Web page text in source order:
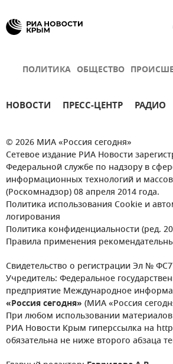
ПОЛИТИКА ОБЩЕСТВО
НОВОСТИ ПРЕСС-ЦЕНТР РАДИО
© 2026 МИА «Россия сегодня»
Сетевое издание РИА Новости
Федеральной службе по надзору в
информационных технологий и
(Роскомнадзор) 08 апреля 2014 года.
Политика использования Cookie и
логирования
Политика конфиденциальности (ред.
Правила применения
Свидетельство о регистрации Эл №
Учредитель: Федеральное
предприятие Международное
«Россия сегодня» (МИА «Россия
При любом использовании материалов
РИА Новости Крым гиперссылка на
обязательна не ниже второго абзаца